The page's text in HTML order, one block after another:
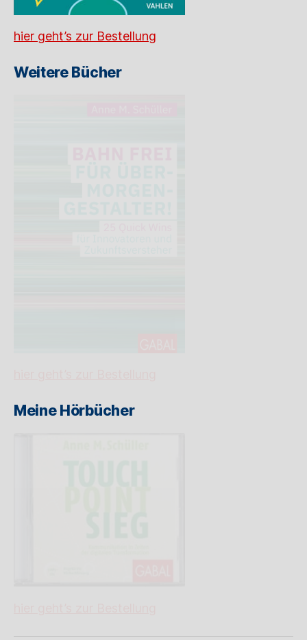
hier geht’s zur Bestellung
Weitere Bücher
Meine Hörbücher